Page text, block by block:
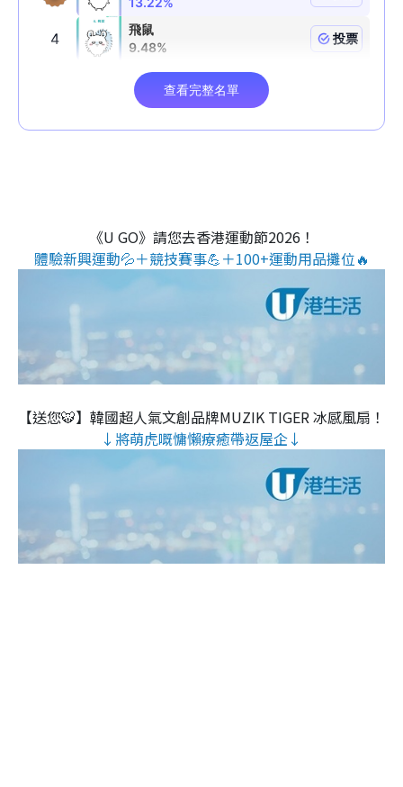
《U GO》請您去香港運動節2026！
體驗新興運動💦＋競技賽事💪＋100+運動用品攤位🔥
【送您🐯】韓國超人氣文創品牌MUZIK TIGER 冰感風扇！
↓將萌虎嘅慵懶療癒帶返屋企↓